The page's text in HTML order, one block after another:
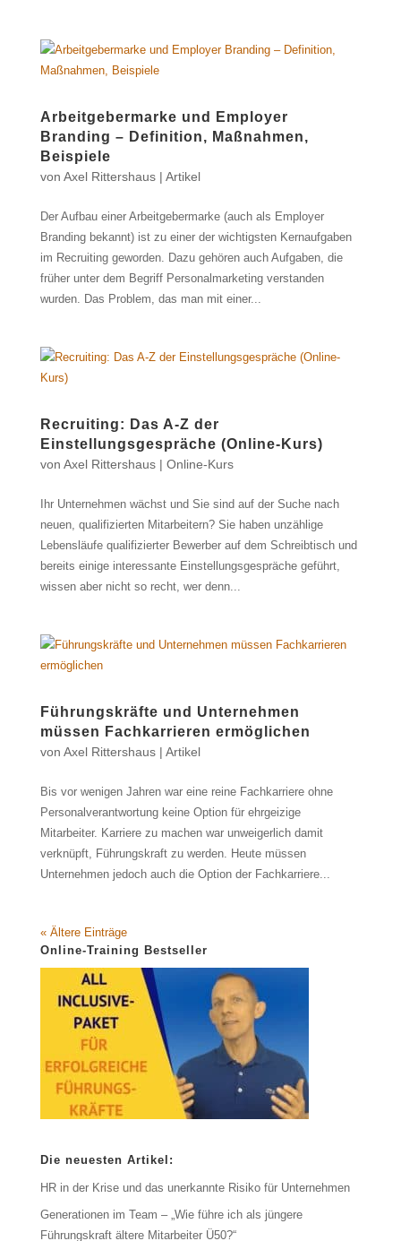
Arbeitgebermarke und Employer
Branding – Definition, Maßnahmen,
Beispiele
von Axel Rittershaus| Artikel
Der Aufbau einer Arbeitgebermarke (auch als Employer
Branding bekannt) ist zu einer der wichtigsten Kernaufgaben
im Recruiting geworden. Dazu gehören auch Aufgaben, die
früher unter dem Begriff Personalmarketing verstanden
wurden. Das Problem, das man mit einer...
Recruiting: Das A-Z der
Einstellungsgespräche (Online-Kurs)
von Axel Rittershaus| Online-Kurs
Ihr Unternehmen wächst und Sie sind auf der Suche nach
neuen, qualifizierten Mitarbeitern? Sie haben unzählige
Lebensläufe qualifizierter Bewerber auf dem Schreibtisch und
bereits einige interessante Einstellungsgespräche geführt,
wissen aber nicht so recht, wer denn...
Führungskräfte und Unternehmen
müssen Fachkarrieren ermöglichen
von Axel Rittershaus| Artikel
Bis vor wenigen Jahren war eine reine Fachkarriere ohne
Personalverantwortung keine Option für ehrgeizige
Mitarbeiter. Karriere zu machen war unweigerlich damit
verknüpft, Führungskraft zu werden. Heute müssen
Unternehmen jedoch auch die Option der Fachkarriere...
« Ältere Einträge
Online-Training Bestseller
Die neuesten Artikel:
HR in der Krise und das unerkannte Risiko für Unternehmen
Generationen im Team – „Wie führe ich als jüngere
Führungskraft ältere Mitarbeiter Ü50?“